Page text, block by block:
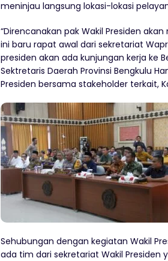
meninjau langsung lokasi-lokasi
“Direncanakan pak Wakil Presiden
ini baru rapat awal dari sekretariat
presiden akan ada kunjungan kerja ke
Sektretaris Daerah Provinsi Bengkulu
Presiden bersama stakeholder terkait,
Sehubungan dengan kegiatan Wakil
ada tim dari sekretariat Wakil Presiden